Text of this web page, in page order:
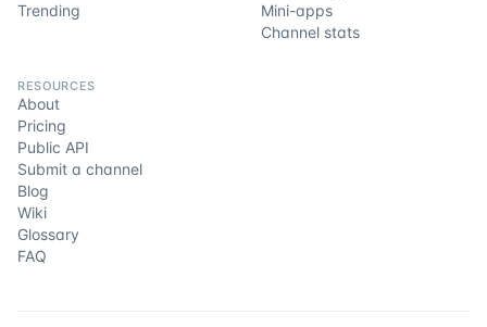
Trending
Mini-apps
Channel stats
RESOURCES
About
Pricing
Public API
Submit a channel
Blog
Wiki
Glossary
FAQ